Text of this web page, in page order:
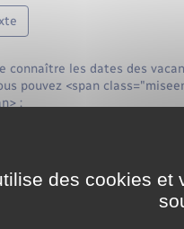
connaître les dates des
pouvez <span
:
le calendrier des
des cookies et